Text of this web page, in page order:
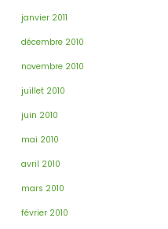
janvier 2011
décembre 2010
novembre 2010
juillet 2010
juin 2010
mai 2010
avril 2010
mars 2010
février 2010